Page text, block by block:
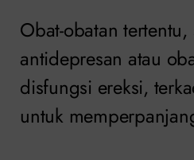
Obat-obatan tertentu,
antidepresan atau
disfungsi ereksi,
untuk